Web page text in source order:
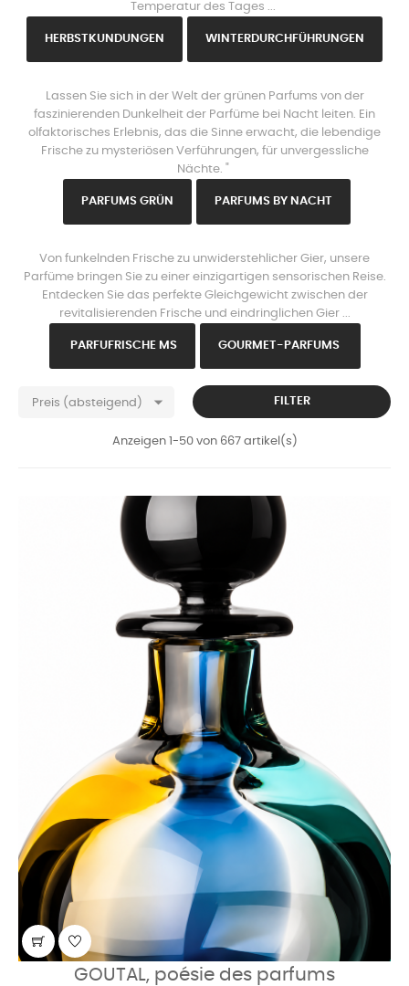
Temperatur des Tages ...
HERBSTKUNDUNGEN WINTERDURCHFÜHRUNGEN
Lassen Sie sich in der Welt der grünen Parfums von der
faszinierenden Dunkelheit der Parfüme bei Nacht leiten. Ein
olfaktorisches Erlebnis, das die Sinne erwacht, die lebendige
Frische zu mysteriösen Verführungen, für unvergessliche
Nächte. "
PARFUMS GRÜN PARFUMS BY NACHT
Von funkelnden Frische zu unwiderstehlicher Gier, unsere
Parfüme bringen Sie zu einer einzigartigen sensorischen Reise.
Entdecken Sie das perfekte Gleichgewicht zwischen der
revitalisierenden Frische und eindringlichen Gier ...
PARFUFRISCHE MS GOURMET-PARFUMS
Preis (absteigend)  FILTER
Anzeigen 1-50 von 667 artikel(s)
GOUTAL, poésie des parfums